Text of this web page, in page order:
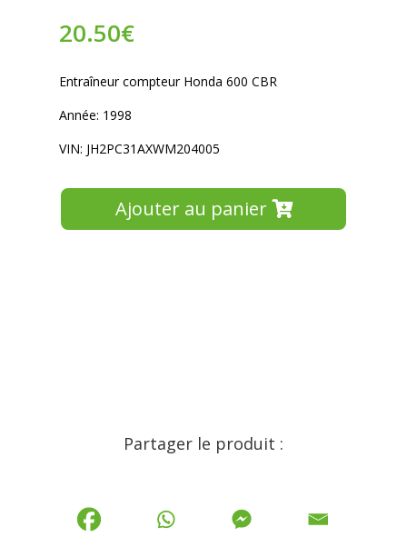
20.50€
Entraîneur compteur Honda 600 CBR
Année: 1998
VIN: JH2PC31AXWM204005
Ajouter au panier
Partager le produit :